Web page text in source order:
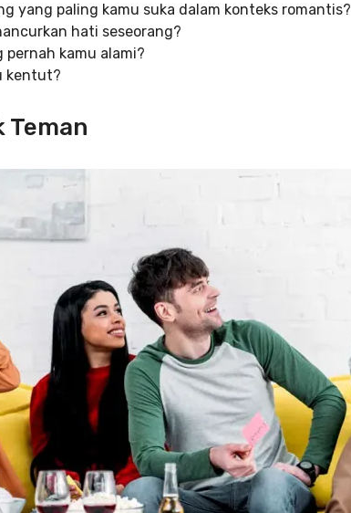
yang paling kamu suka dalam konteks romantis?
hati seseorang?
kamu alami?
kentut?
Teman